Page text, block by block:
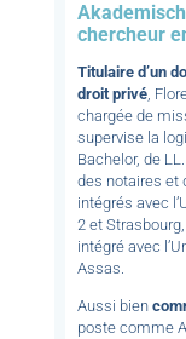
chercheur
Titulaire d’un
droit privé,
chargée de
supervise la
Bachelor, de
des notaires et
intégrés avec
2 et
intégré avec
Assas.
Aussi bien
poste comme